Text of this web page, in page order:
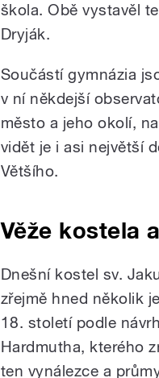
škola. Obě vystavěl
Dryják.
Součástí gymnázia
v ní někdejší
město a jeho okolí,
vidět je i asi největší
Většího.
Věže kostela
Dnešní kostel sv.
zřejmě hned několik
18. století podle
Hardmutha, kterého
ten vynálezce a